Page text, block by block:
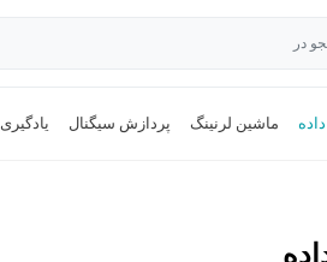
در
ماشین لرنینگ پردازش سیگنال